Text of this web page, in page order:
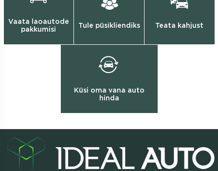
Vaata laoautode
pakkumisi
Tule püsikliendiks Teata kahjust
Küsi oma vana auto
hinda